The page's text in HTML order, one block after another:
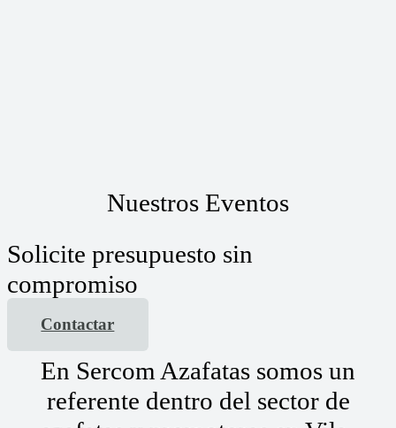
Nuestros Eventos
Solicite presupuesto sin
compromiso
Contactar
En Sercom Azafatas somos un
referente dentro del sector de